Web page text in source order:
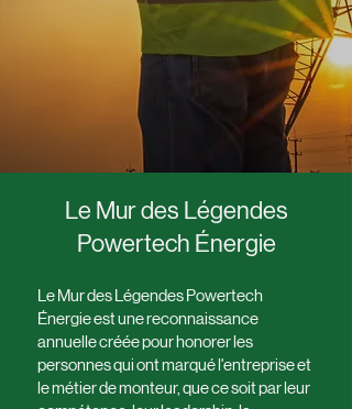
Le Mur des Légendes
Powertech Énergie
Le Mur des Légendes Powertech
Énergie est une reconnaissance
annuelle créée pour honorer les
personnes qui ont marqué l'entreprise et
le métier de monteur, que ce soit par leur